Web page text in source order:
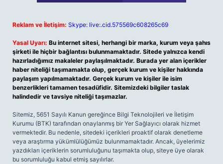
Reklam ve İletişim: Skype: live:.cid.575569c608265c69
Yasal Uyarı: Bu internet sitesi, herhangi bir marka, kurum veya şahıs
şirketi ile hiçbir bağlantısı bulunmamaktadır. Sitede yalnızca kendi
hazırladığımız makaleler paylaşılmaktadır. Burada yer alan içerikler
haber niteliği taşımamakta olup, gerçek kurum ve kişiler hakkında
paylaşım yapılmamaktadır. Gerçek kurum ve kişiler ile isim
benzerlikleri tamamen tesadüfidir. Sitemizdeki bilgiler taslak
halindedir ve tavsiye niteliği taşımazlar.
Sitemiz, 5651 Sayılı Kanun gereğince Bilgi Teknolojileri ve İletişim
Kurumu (BTK) tarafından onaylanmış bir Yer Sağlayıcı olarak hizmet
vermektedir. Bu nedenle, sitedeki içerikleri proaktif olarak denetleme
veya araştırma yükümlülüğümüz bulunmamaktadır. Ancak, üyelerimiz
yazdıkları içeriklerin sorumluluğunu taşımakta olup, siteye üye olarak
bu sorumluluğu kabul etmiş sayılırlar.